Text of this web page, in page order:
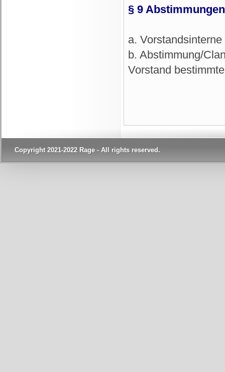
§ 9
a.
b. Abstimmung/
Vorstand
Copyright 2021-2022 Rage - All rights reserved.